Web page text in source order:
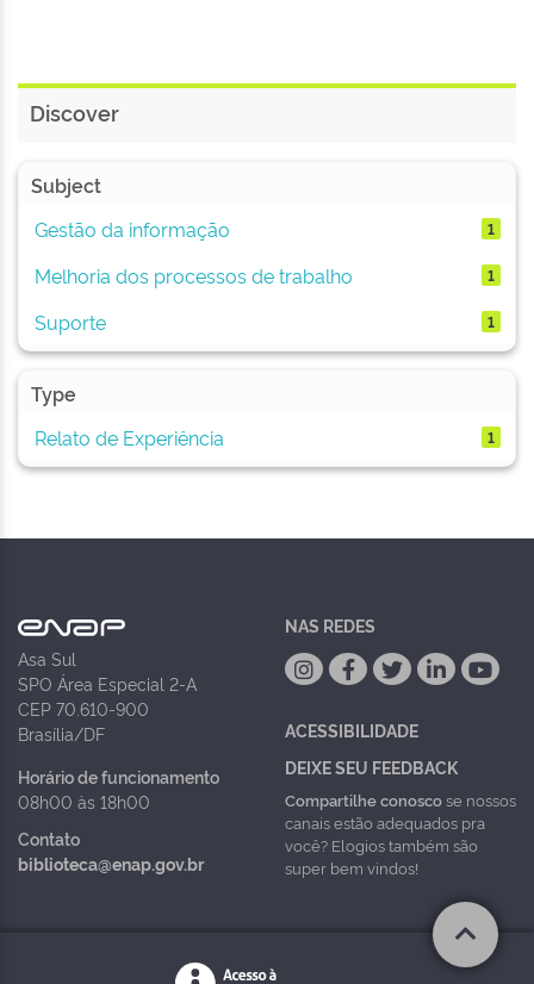
Discover
Subject
Gestão da informação
1
Melhoria dos processos de trabalho 1
Suporte 1
Type
Relato de Experiência
1
Asa Sul
SPO Área Especial 2-A
CEP 70.610-900
Brasília/DF
Horário de funcionamento
08h00 às 18h00
Contato
biblioteca@enap.gov.br
NAS REDES
ACESSIBILIDADE
DEIXE SEU FEEDBACK
Compartilhe conoscose nossos
canais estão adequados pra
você? Elogios também são
super bem vindos!